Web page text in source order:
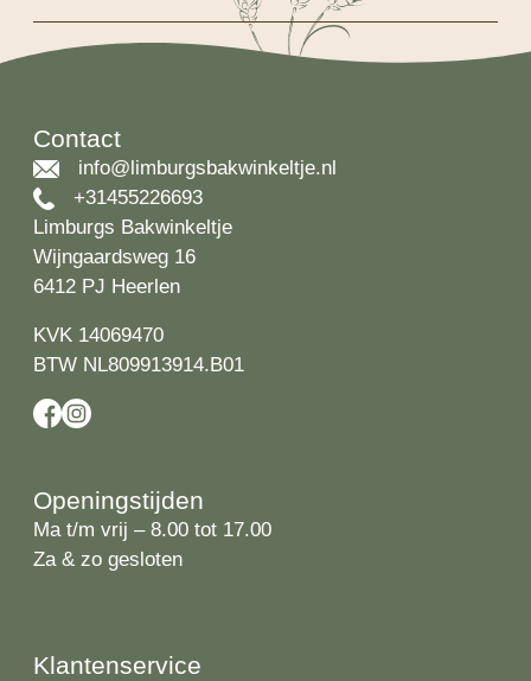
Contact
info@limburgsbakwinkeltje.nl
+31455226693
Limburgs Bakwinkeltje
Wijngaardsweg 16
6412 PJ Heerlen
KVK 14069470
BTW NL809913914.B01
Openingstijden
Ma t/m vrij – 8.00 tot 17.00
Za & zo gesloten
Klantenservice